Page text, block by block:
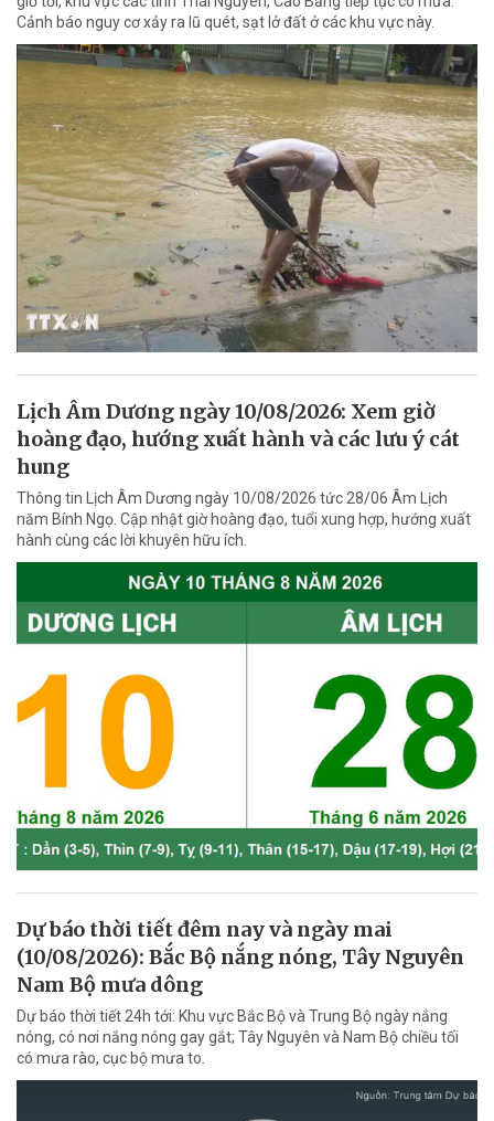
Cảnh báo nguy cơ xảy ra lũ quét, sạt lở đất ở các khu vực này.
Lịch Âm Dương ngày 10/08/2026: Xem giờ
hoàng đạo, hướng xuất hành và các lưu ý cát
hung
Thông tin Lịch Âm Dương ngày 10/08/2026 tức 28/06 Âm Lịch
năm Bính Ngọ. Cập nhật giờ hoàng đạo, tuổi xung hợp, hướng xuất
hành cùng các lời khuyên hữu ích.
Dự báo thời tiết đêm nay và ngày mai
(10/08/2026): Bắc Bộ nắng nóng, Tây Nguyên
Nam Bộ mưa dông
Dự báo thời tiết 24h tới: Khu vực Bắc Bộ và Trung Bộ ngày nắng
nóng, có nơi nắng nóng gay gắt; Tây Nguyên và Nam Bộ chiều tối
có mưa rào, cục bộ mưa to.